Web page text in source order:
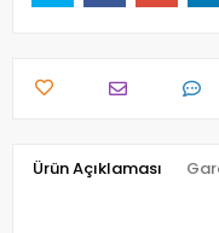
Ürün Açıklaması